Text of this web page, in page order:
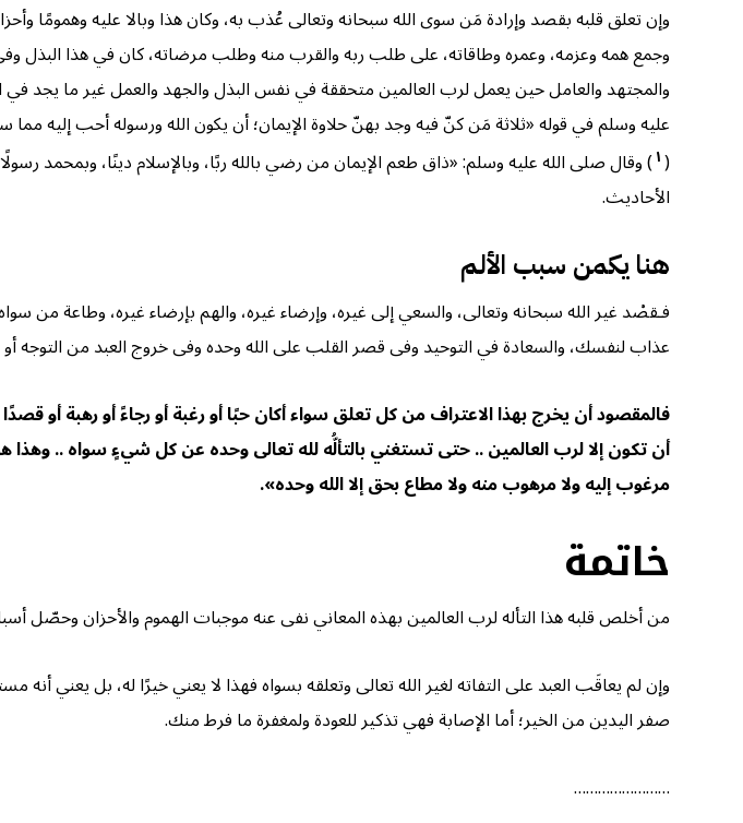
وإن تعلق قلبه بقصد وإرادة مَن سوى الله سبحانه وتعالى عُذب به، وكان هذا وبالا عليه وهمومًا
وجمع همه وعزمه، وعمره وطاقاته، على طلب ربه والقرب منه وطلب مرضاته، كان في هذا البذل وفي
والمجتهد والعامل حين يعمل لرب العالمين متحققة في نفس البذل والجهد والعمل غير ما يجد
عليه وسلم في قوله «ثلاثة مَن كنّ فيه وجد بهنّ حلاوة الإيمان؛ أن يكون الله ورسوله أحب إليه مما
(١) وقال صلى الله عليه وسلم: «ذاق طعم الإيمان من رضي بالله ربًا، وبالإسلام دينًا، وبمحمد
الأحاديث.
هنا يكمن سبب الألم
فـقصْد غير الله سبحانه وتعالى، والسعي إلى غيره، وإرضاء غيره، والهم بإرضاء غيره، وطاعة من
عذاب لنفسك، والسعادة في التوحيد وفى قصر القلب على الله وحده وفى خروج العبد من التوجه أو
فالمقصود أن يخرج بهذا الاعتراف من كل تعلق سواء أكان حبًا أو رغبة أو رجاءً أو رهبة أو
أن تكون إلا لرب العالمين .. حتى تستغني بالتألُّه لله تعالى وحده عن كل شيءٍ سواه .. وهذا هو
مرغوب إليه ولا مرهوب منه ولا مطاع بحق إلا الله وحده».
خاتمة
من أخلص قلبه هذا التأله لرب العالمين بهذه المعاني نفى عنه موجبات الهموم والأحزان وحصّل
وإن لم يعاقَب العبد على التفاته لغير الله تعالى وتعلقه بسواه فهذا لا يعني خيرًا له، بل يعني
صفر اليدين من الخير؛ أما الإصابة فهي تذكير للعودة ولمغفرة ما فرط منك.
……………………